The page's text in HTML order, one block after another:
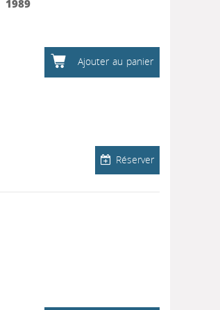
Ajouter au panier
Réserver